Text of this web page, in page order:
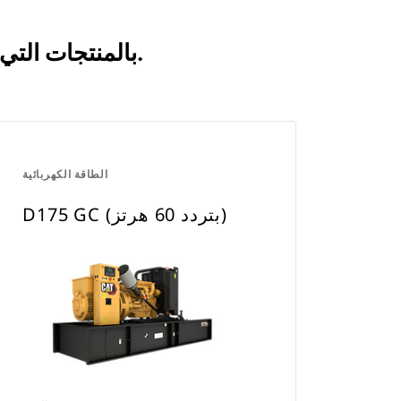
انظر كيف يقارن C7.1 | DE220E0 بالمنتجات التي تتم مقارنتها بشكل متكرر.
الطاقة الكهربائية
D175 GC (بتردد 60 هرتز)